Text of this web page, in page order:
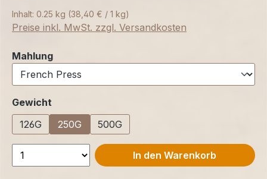
Inhalt: 0.25 kg (38,40 € / 1 kg)
Preise inkl. MwSt. zzgl. Versandkosten
Mahlungauswählen
Gewicht
126G
250G 500G
In den Warenkorb